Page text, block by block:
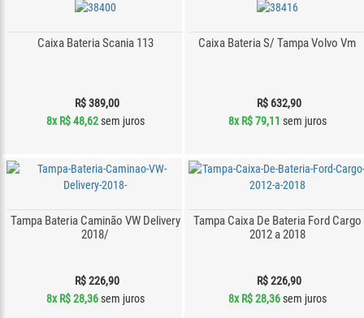
Caixa Bateria Scania 113
R$ 389,00
8x R$ 48,62sem juros
Caixa Bateria S/ Tampa Volvo Vm
R$ 632,90
8x R$ 79,11 sem juros
Tampa Bateria Caminão VW Delivery
2018/
R$ 226,90
8x R$ 28,36sem juros
Tampa Caixa De Bateria Ford Cargo
2012 a 2018
R$ 226,90
8x R$ 28,36sem juros